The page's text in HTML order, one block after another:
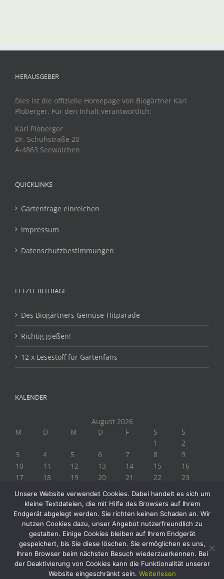
HERAUSGEBER
Dies ist die offizielle Homepage von Biogärtner Karl
Ploberger. Für den Inhalt verantwortlich:
Karl Ploberger
Dr. Schuhstraße 20
A-4863 Seewalchen
QUICKLINKS
Gartenfrage einreichen
Impressum
Datenschutzbestimmungen
LETZTE BEITRÄGE
Des Biogärtners Gemüse-Hitparade
Richtig gießen!
12 x Lesestoff für Gartenfans
KALENDER
August 2026
M
D M D F S
S
1
2
3
4 5 6 7 8
9
10
11 12 13 14 15
16
17
18 19 20 21 22
23
« Juli
Copyright 2019 Biogärtner Ploberger | Alle Rechte vorbehalten
Unsere Website verwendet Cookies. Dabei handelt es sich um
kleine Textdateien, die mit Hilfe des Browsers auf Ihrem
Endgerät abgelegt werden. Sie richten keinen Schaden an. Wir
nutzen Cookies dazu, unser Angebot nutzerfreundlich zu
gestalten. Einige Cookies bleiben auf Ihrem Endgerät
gespeichert, bis Sie diese löschen. Sie ermöglichen es uns,
Ihren Browser beim nächsten Besuch wiederzuerkennen. Bei
der Deaktivierung von Cookies kann die Funktionalität unserer
Website eingeschränkt sein. Weiterlesen